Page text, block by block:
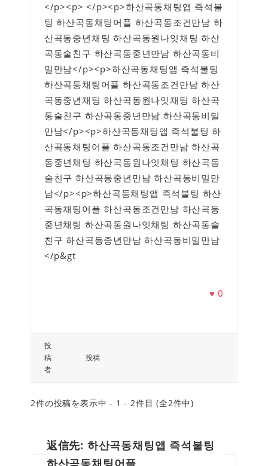
</p><p> </p><p>하산곡동채팅앱 즉석불
팅 하산곡동채팅어플 하산곡동조건만남 하
산곡동중년채팅 하산곡동원나잇채팅 하산
곡동술친구 하산곡동중년만남 하산곡동비
밀만남</p><p>하산곡동채팅앱 즉석불팅
하산곡동채팅어플 하산곡동조건만남 하산
곡동중년채팅 하산곡동원나잇채팅 하산곡
동술친구 하산곡동중년만남 하산곡동비밀
만남</p><p>하산곡동채팅앱 즉석불팅 하
산곡동채팅어플 하산곡동조건만남 하산곡
동중년채팅 하산곡동원나잇채팅 하산곡동
술친구 하산곡동중년만남 하산곡동비밀만
남</p><p>하산곡동채팅앱 즉석불팅 하산
곡동채팅어플 하산곡동조건만남 하산곡동
중년채팅 하산곡동원나잇채팅 하산곡동술
친구 하산곡동중년만남 하산곡동비밀만남
</p&gt
♥0
投
稿
者
投稿
2件の投稿を表示中 - 1 - 2件目 (全2件中)
返信先: 하산곡동채팅앱 즉석불팅
하산곡동채팅어플